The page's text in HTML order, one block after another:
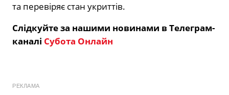
та перевіряє стан укриттів.
Слідкуйте за нашими новинами в Телеграм-
каналі Субота Онлайн
РЕКЛАМА